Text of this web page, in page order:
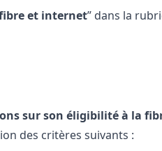
et internet” dans la
sur son éligibilité à la
des critères suivants :